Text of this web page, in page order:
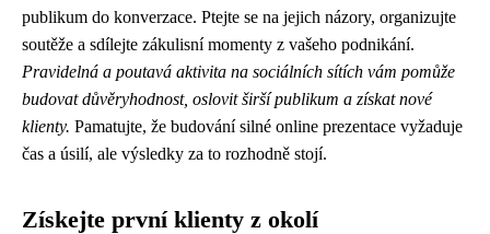
publikum do konverzace. Ptejte se na jejich názory, organizujte
soutěže a sdílejte zákulisní momenty z vašeho podnikání.
Pravidelná a poutavá aktivita na sociálních sítích vám pomůže
budovat důvěryhodnost, oslovit širší publikum a získat nové
klienty. Pamatujte, že budování silné online prezentace vyžaduje
čas a úsilí, ale výsledky za to rozhodně stojí.
Získejte první klienty z okolí